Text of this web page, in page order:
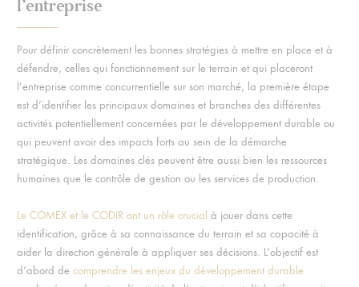
l’entreprise
Pour définir concrètement les bonnes stratégies à mettre en place et à
défendre, celles qui fonctionnement sur le terrain et qui placeront
l’entreprise comme concurrentielle sur son marché, la première étape
est d’identifier les principaux domaines et branches des différentes
activités potentiellement concernées par le développement durable ou
qui peuvent avoir des impacts forts au sein de la démarche
stratégique. Les domaines clés peuvent être aussi bien les ressources
humaines que le contrôle de gestion ou les services de production.
Le COMEX et le CODIR ont un rôle crucial à jouer dans cette
identification, grâce à sa connaissance du terrain et sa capacité à
aider la direction générale à appliquer ses décisions. L’objectif est
d’abord decomprendre les enjeux du développement durable